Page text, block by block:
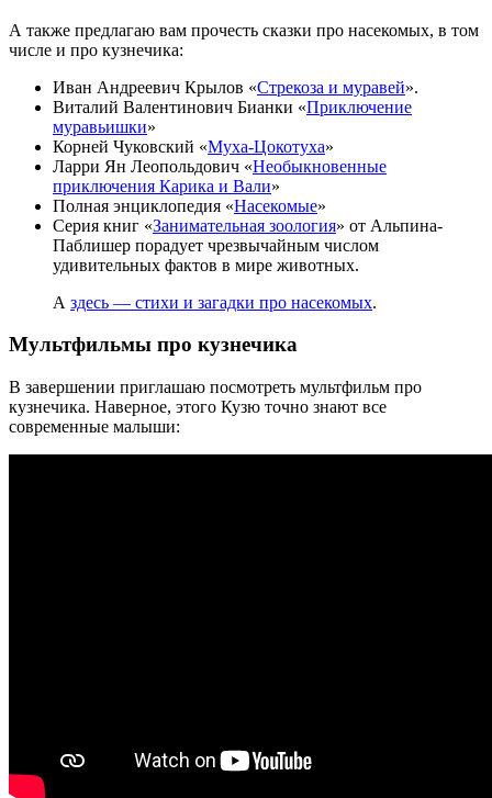
А также предлагаю вам прочесть сказки про насекомых, в том
числе и про кузнечика:
Иван Андреевич Крылов «Стрекоза и муравей».
Виталий Валентинович Бианки «Приключение
муравьишки»
Корней Чуковский «Муха-Цокотуха»
Ларри Ян Леопольдович «Необыкновенные
приключения Карика и Вали»
Полная энциклопедия «Насекомые»
Серия книг «Занимательная зоология» от Альпина-
Паблишер порадует чрезвычайным числом
удивительных фактов в мире животных.
А здесь — стихи и загадки про насекомых.
Мультфильмы про кузнечика
В завершении приглашаю посмотреть мультфильм про
кузнечика. Наверное, этого Кузю точно знают все
современные малыши: